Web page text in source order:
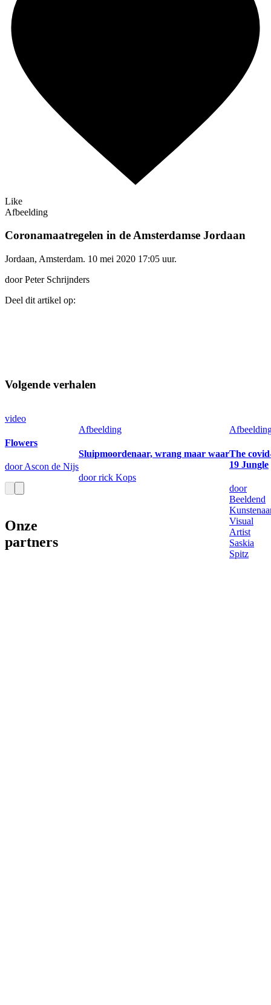
Like
Afbeelding
Coronamaatregelen in de Amsterdamse Jordaan
Jordaan, Amsterdam. 10 mei 2020 17:05 uur.
door Peter Schrijnders
Deel dit artikel op:
Volgende verhalen
video
Flowers
door Ascon de Nijs
Afbeelding
Sluipmoordenaar, wrang maar waar
door rick Kops
The
19 Jungle
door
Beeldend
Visual
Artist
Saskia
Spitz
Onze
partners